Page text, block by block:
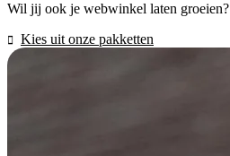
Wil jij ook je webwinkel laten groeien?
Kies uit onze pakketten